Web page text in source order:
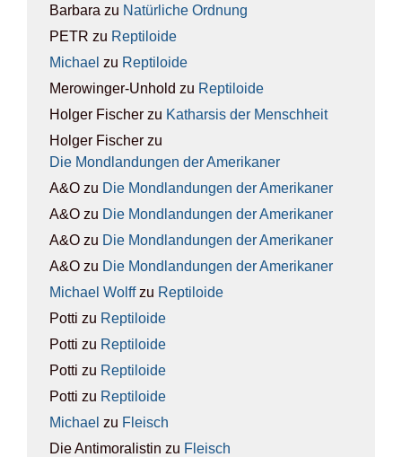
Barbara zu Natür­li­che Ord­nung
PETR zu Rep­ti­lo­ide
Michael zu Rep­ti­lo­ide
Merowinger-Unhold zu Rep­ti­lo­ide
Holger Fischer zu Kathar­sis der Mensch­heit
Holger Fischer zu
Die Mond­lan­dun­gen der Ame­ri­ka­ner
A&O zu Die Mond­lan­dun­gen der Ame­ri­ka­ner
A&O zu Die Mond­lan­dun­gen der Ame­ri­ka­ner
A&O zu Die Mond­lan­dun­gen der Ame­ri­ka­ner
A&O zu Die Mond­lan­dun­gen der Ame­ri­ka­ner
Michael Wolffzu Rep­ti­lo­ide
Potti zu Rep­ti­lo­ide
Potti zu Rep­ti­lo­ide
Potti zu Rep­ti­lo­ide
Potti zu Rep­ti­lo­ide
Michael zu Fleisch
Die Antimoralistin zu Fleisch